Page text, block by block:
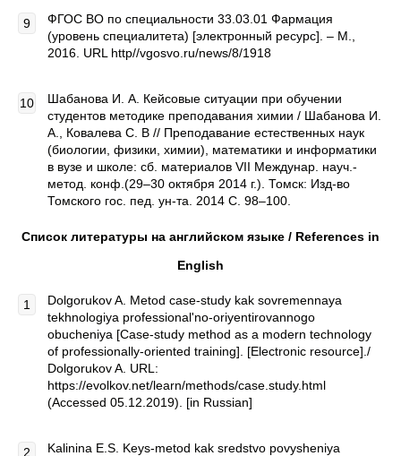
ФГОС ВО по специальности 33.03.01 Фармация
(уровень специалитета) [электронный ресурс]. – М.,
2016. URL http//vgosvo.ru/news/8/1918
Шабанова И. А. Кейсовые ситуации при обучении
студентов методике преподавания химии / Шабанова И.
А., Ковалева С. В // Преподавание естественных наук
(биологии, физики, химии), математики и информатики
в вузе и школе: сб. материалов VΙΙ Междунар. науч.-
метод. конф.(29–30 октября 2014 г.). Томск: Изд-во
Томского гос. пед. ун-та. 2014 С. 98–100.
Список литературы на английском языке / References in
English
Dolgorukov A. Metod case-study kak sovremennaya
tekhnologiya professional'no-oriyentirovannogo
obucheniya [Case-study method as a modern technology
of professionally-oriented training]. [Electronic resource]./
Dolgorukov A. URL:
https://evolkov.net/learn/methods/case.study.html
(Accessed 05.12.2019). [in Russian]
Kalinina E.S. Keys-metod kak sredstvo povysheniya